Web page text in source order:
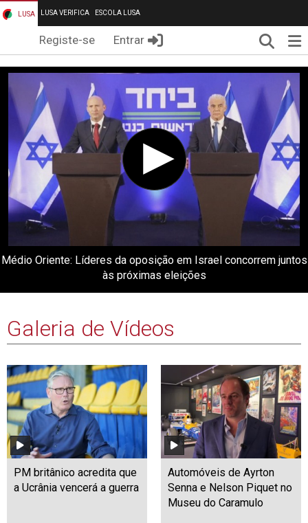
LUSA LUSA VERIFICA ESCOLA LUSA
Registe-se Entrar
Médio Oriente: Líderes da oposição em Israel concorrem juntos
às próximas eleições
Galeria de Vídeos
PM britânico acredita que
a Ucrânia vencerá a guerra
Automóveis de Ayrton
Senna e Nelson Piquet no
Museu do Caramulo